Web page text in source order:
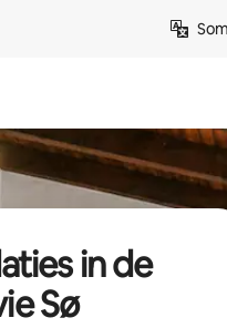
in de
Sø